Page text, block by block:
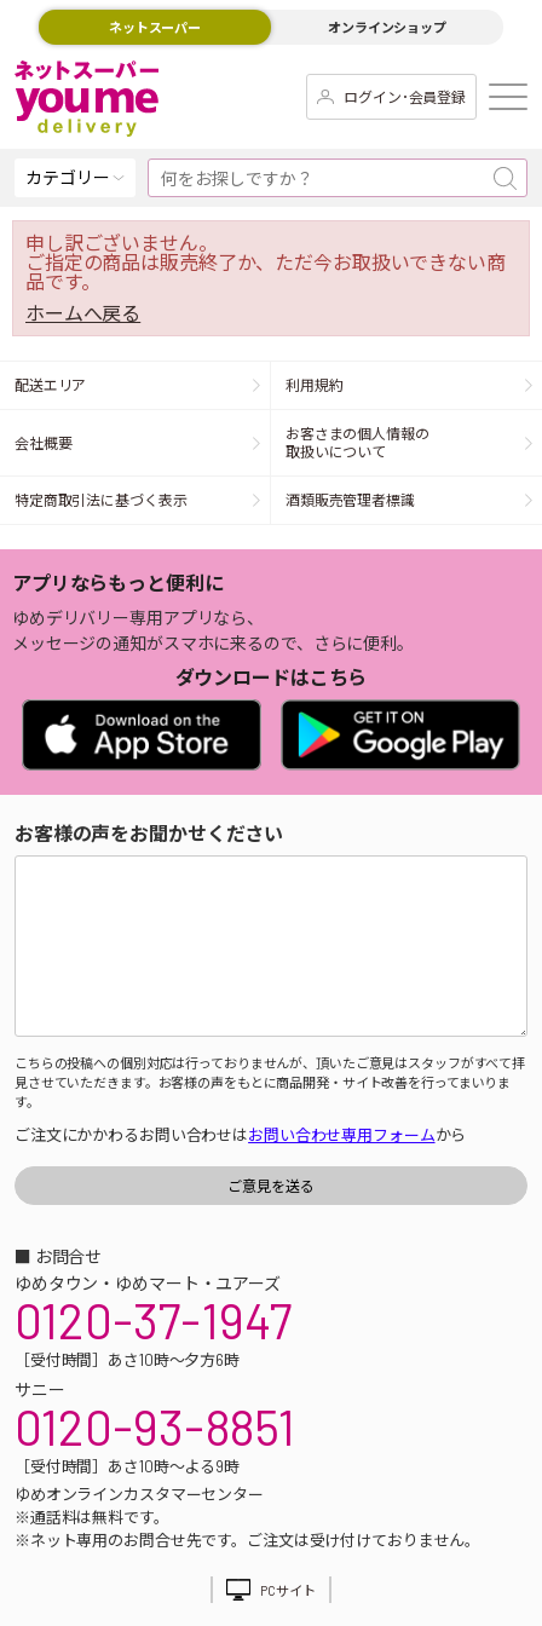
ネットスーパー オンラインショップ
ログイン･会員登録
カテゴリー
申し訳ございません。
ご指定の商品は販売終了か、ただ今お取扱いできない商
品です。
ホームへ戻る
配送エリア 利用規約
会社概要
お客さまの個人情報の
取扱いについて
特定商取引法に基づく表示 酒類販売管理者標識
アプリならもっと便利に
ゆめデリバリー専用アプリなら、
メッセージの通知がスマホに来るので、さらに便利。
ダウンロードはこちら
お客様の声をお聞かせください
こちらの投稿への個別対応は行っておりませんが、頂いたご意見はスタッフがすべて拝
見させていただきます。お客様の声をもとに商品開発・サイト改善を行ってまいりま
す。
ご注文にかかわるお問い合わせはお問い合わせ専用フォームから
■ お問合せ
ゆめタウン・ゆめマート・ユアーズ
0120-37-1947
［受付時間］あさ10時～夕方6時
サニー
0120-93-8851
［受付時間］あさ10時～よる9時
ゆめオンラインカスタマーセンター
※通話料は無料です。
※ネット専用のお問合せ先です。ご注文は受け付けておりません。
PCサイト